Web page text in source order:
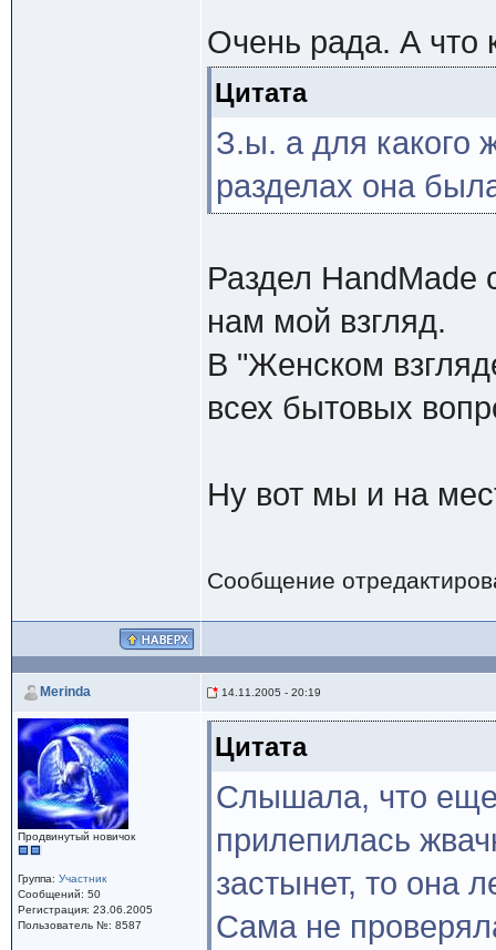
Очень рада. А что
Цитата
З.ы. а для какого
разделах она
Раздел HandMade
нам мой взгляд.
В "Женском
всех бытовых
Ну вот мы и на
Сообщение
Merinda 14.11.2005 - 20:19
Продвинутый новичок
Группа: Участник
Сообщений: 50
Регистрация: 23.06.2005
Пользователь №: 8587
Цитата
Слышала, что еще
прилепилась
застынет, то она
Сама не